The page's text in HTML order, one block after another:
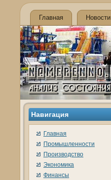
Главная Новости
Навигация
Главная
Промышленности
Производство
Экономика
Финансы